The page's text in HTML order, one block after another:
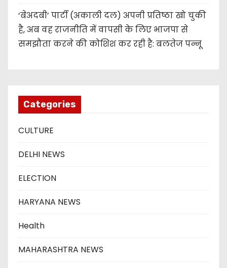
‘बेअदबी’ पार्टी (अकाली दल) अपनी प्रतिष्ठा खो चुकी
है, अब वह राजनीति में वापसी के लिए भाजपा से
समझौता करने की कोशिश कर रही है: बलतेज पन्नू
Categories
CULTURE
DELHI NEWS
ELECTION
HARYANA NEWS
Health
MAHARASHTRA NEWS